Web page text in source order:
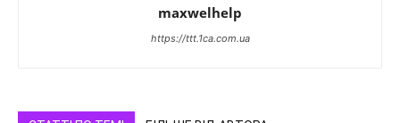
maxwelhelp
https://ttt.1ca.com.ua